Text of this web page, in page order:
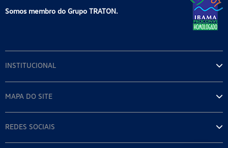
Somos membro do Grupo TRATON.
INSTITUCIONAL
MAPA DO SITE
REDES SOCIAIS